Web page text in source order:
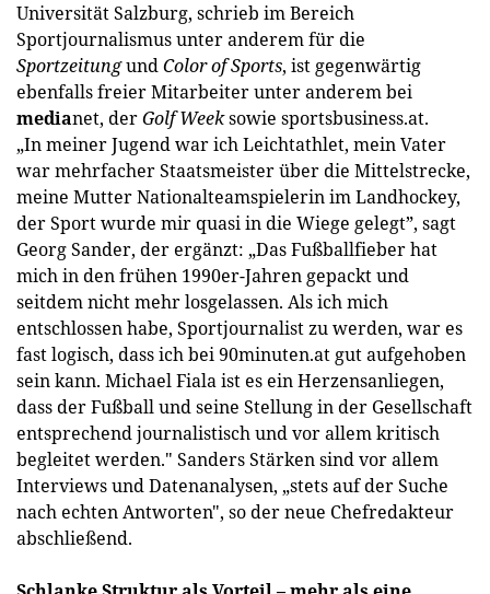
Universität Salzburg, schrieb im Bereich
Sportjournalismus unter anderem für die
SportzeitungundColor of Sports, ist gegenwärtig
ebenfalls freier Mitarbeiter unter anderem bei
medianet, derGolf Weeksowie sportsbusiness.at.
„In meiner Jugend war ich Leichtathlet, mein Vater
war mehrfacher Staatsmeister über die Mittelstrecke,
meine Mutter Nationalteamspielerin im Landhockey,
der Sport wurde mir quasi in die Wiege gelegt”, sagt
Georg Sander, der ergänzt: „Das Fußballfieber hat
mich in den frühen 1990er-Jahren gepackt und
seitdem nicht mehr losgelassen. Als ich mich
entschlossen habe, Sportjournalist zu werden, war es
fast logisch, dass ich bei 90minuten.at gut aufgehoben
sein kann. Michael Fiala ist es ein Herzensanliegen,
dass der Fußball und seine Stellung in der Gesellschaft
entsprechend journalistisch und vor allem kritisch
begleitet werden." Sanders Stärken sind vor allem
Interviews und Datenanalysen, „stets auf der Suche
nach echten Antworten", so der neue Chefredakteur
abschließend.